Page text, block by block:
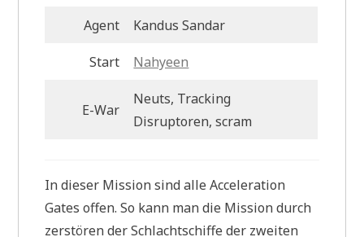
Agent Kandus Sandar
Start Nahyeen
E-War
Neuts, Tracking
Disruptoren, scram
In dieser Mission sind alle Acceleration
Gates offen. So kann man die Mission durch
zerstören der Schlachtschiffe der zweiten